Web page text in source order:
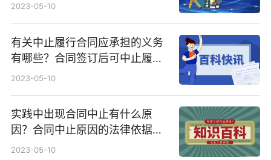
2023-05-10
有关中止履行合同应承担的义务
有哪些？合同签订后可中止履行
吗？
2023-05-10
实践中出现合同中止有什么原
因？合同中止原因的法律依据有
哪些？
2023-05-10